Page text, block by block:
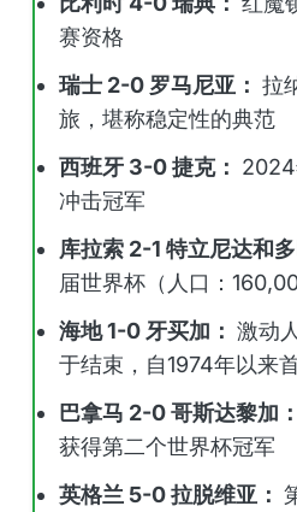
赛资格
瑞士 2-0 罗马尼亚： 拉
旅，堪称稳定性的典范
西班牙 3-0 捷克：
冲击冠军
库拉索 2-1 特立尼达和多
届世界杯（人口：
海地 1-0 牙买加： 激动
于结束，自1974年以来
巴拿马 2-0 哥斯达黎加：
获得第二个世界杯冠军
英格兰 5-0 拉脱维亚：